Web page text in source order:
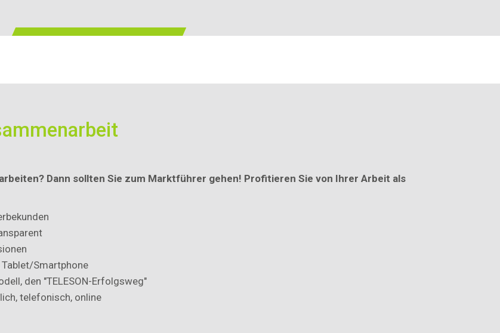
Dann sollten Sie zum Marktführer gehen! Profitieren Sie von Ihrer Arbeit als
Smartphone
den "TELESON-Erfolgsweg"
telefonisch, online